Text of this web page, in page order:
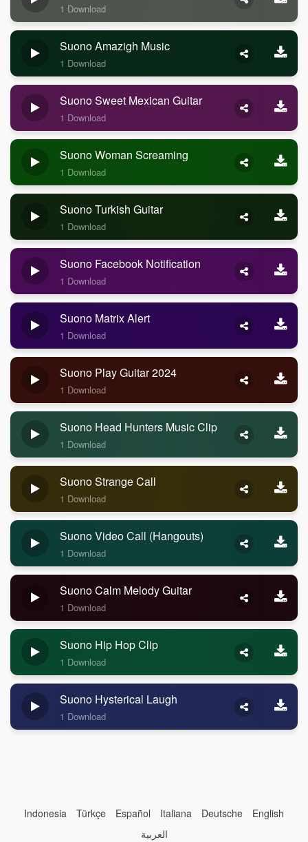
1 Download
Suono Amazigh Music
1 Download
Suono Sweet Mexican Guitar
1 Download
Suono Woman Screaming
1 Download
Suono Turkish Guitar
1 Download
Suono Facebook Notification
1 Download
Suono Matrix Alert
1 Download
Suono Play Guitar 2024
1 Download
Suono Head Hunters Music Clip
1 Download
Suono Strange Call
1 Download
Suono Video Call (Hangouts)
1 Download
Suono Calm Melody Guitar
1 Download
Suono Hip Hop Clip
1 Download
Suono Hysterical Laugh
1 Download
Indonesia Türkçe Español Italiana Deutsche
English
العربية